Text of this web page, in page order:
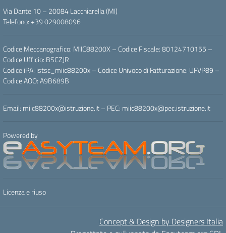
Via Dante 10 – 20084 Lacchiarella (MI)
Telefono: +39 029008096
Codice Meccanografico: MIIC88200X – Codice Fiscale: 80124710155 –
Codice Ufficio: BSCZJR
Codice iPA: istsc_miic88200x – Codice Univoco di Fatturazione: UFVP89 –
Codice AOO: A9B689B
Email: miic88200x@istruzione.it – PEC: miic88200x@pec.istruzione.it
Powered by
Licenza e riuso
Concept & Design by Designers Italia